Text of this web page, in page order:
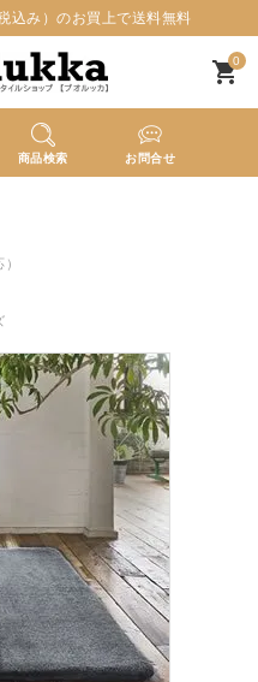
込み）のお買上で送料無料
0
shopping_cart
商品検索 お問合せ
search